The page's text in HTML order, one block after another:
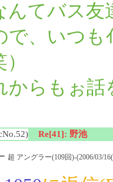
んてバス友
で、いつも
）
からもぉ話
Re[41]: 野池
超 アングラー(109回)-(2006/03/